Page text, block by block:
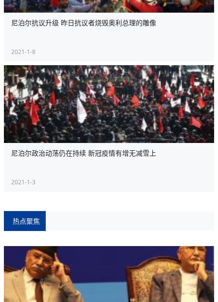
尼泊尔抗议升级 昨日抗议者烧毁奥利总理的雕像
2021-1-8
尼泊尔政治动荡仍在持续 新冠疫情有增无减雪上
2021-1-3
热点聚焦